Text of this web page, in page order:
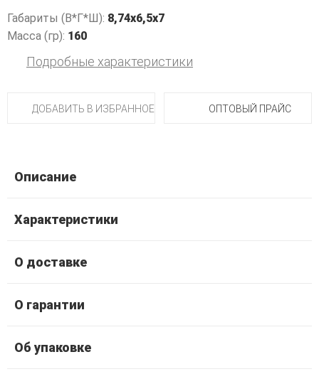
Габариты (В*Г*Ш): 8,74х6,5х7
Масса (гр): 160
Подробные характеристики
ДОБАВИТЬ В ИЗБРАННОЕ ОПТОВЫЙ ПРАЙС
Описание
Характеристики
О доставке
О гарантии
Об упаковке